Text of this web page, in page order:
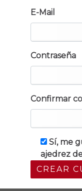
E-Mail
Contraseña
Confirmar
Sí, me
ajedrez
CREAR